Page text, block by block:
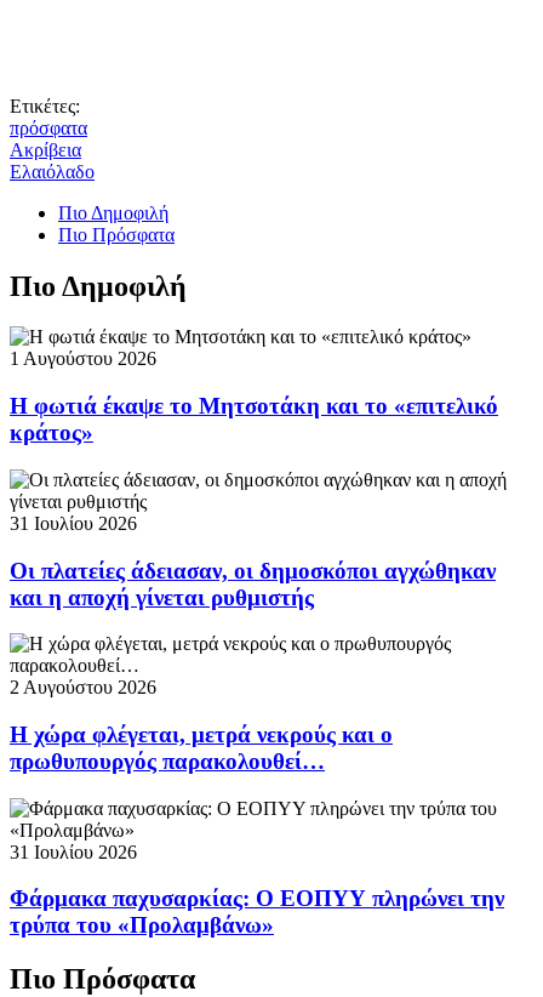
Ετικέτες:
πρόσφατα
Ακρίβεια
Ελαιόλαδο
Πιο Δημοφιλή
Πιο Πρόσφατα
Πιο Δημοφιλή
1 Αυγούστου 2026
Η φωτιά έκαψε το Μητσοτάκη και το «επιτελικό
κράτος»
31 Ιουλίου 2026
Οι πλατείες άδειασαν, οι δημοσκόποι αγχώθηκαν
και η αποχή γίνεται ρυθμιστής
2 Αυγούστου 2026
Η χώρα φλέγεται, μετρά νεκρούς και ο
πρωθυπουργός παρακολουθεί…
31 Ιουλίου 2026
Φάρμακα παχυσαρκίας: Ο ΕΟΠΥΥ πληρώνει την
τρύπα του «Προλαμβάνω»
Πιο Πρόσφατα